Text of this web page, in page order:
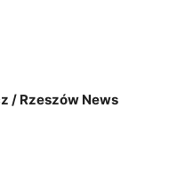
/ Rzeszów News